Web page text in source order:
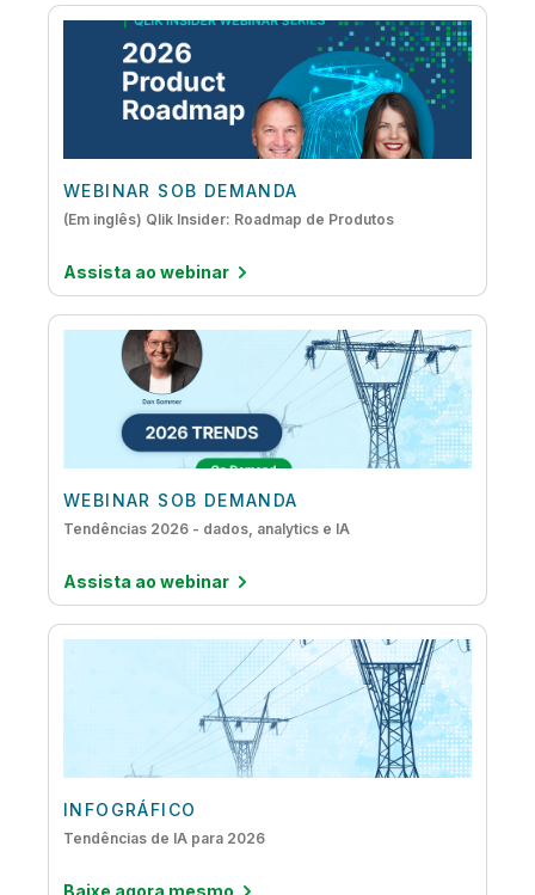
WEBINAR SOB DEMANDA
(Em inglês) Qlik Insider: Roadmap de Produtos
Assista ao webinar
WEBINAR SOB DEMANDA
Tendências 2026 - dados, analytics e IA
Assista ao webinar
INFOGRÁFICO
Tendências de IA para 2026
Baixe agora mesmo